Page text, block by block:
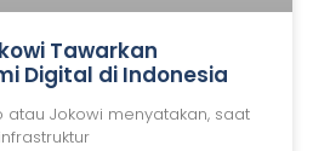
Tawarkan
Digital di Indonesia
atau Jokowi menyatakan, saat